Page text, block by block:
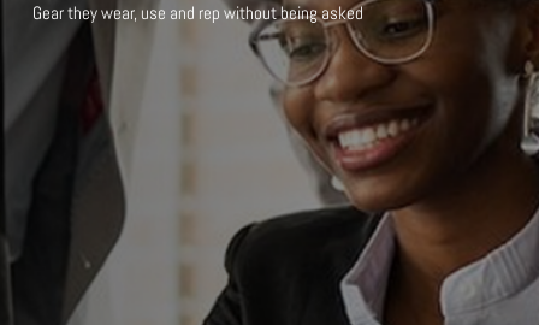
Gear they wear, use and rep without being asked